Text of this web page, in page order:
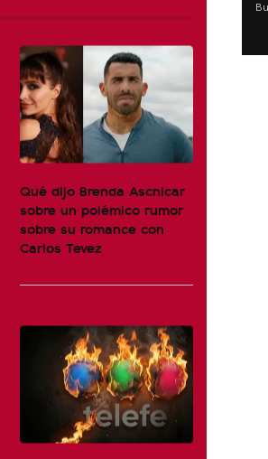
Qué dijo Brenda Ascnicar
sobre un polémico rumor
sobre su romance con
Carlos Tevez
Buenos Aires, caracterizó el proyecto
de Inviolabilidad de la Propiedad
y destacó "la movilización popular".
declaración fue desde el santuario
Cayetano, donde también advirtió
sociedad no solo sufre porque no
que también está endeudada".